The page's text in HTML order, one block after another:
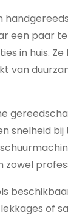
een paar
in huis.
van
of